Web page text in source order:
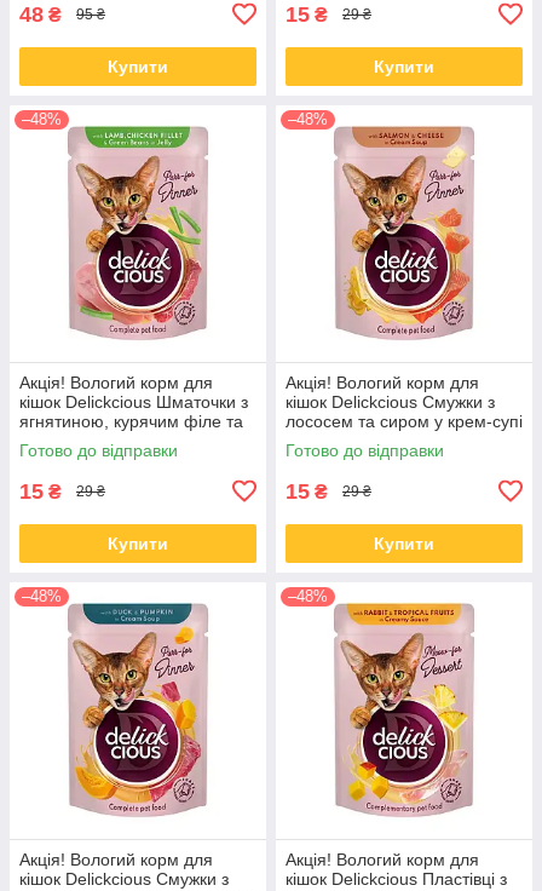
48 ₴ 95 ₴
Купити
15 ₴ 29 ₴
Купити
–48%
Акція! Вологий корм для
кішок Delickcious Шматочки з
ягнятиною, курячим філе та
квасолею спаржевою в желе
85 гр 12 шт
Готово до відправки
15 ₴ 29 ₴
Купити
–48%
Акція! Вологий корм для
кішок Delickcious Смужки з
лососем та сиром у крем-супі
85 гр 12 шт
Готово до відправки
15 ₴ 29 ₴
Купити
–48%
Акція! Вологий корм для
кішок Delickcious Смужки з
–48%
Акція! Вологий корм для
кішок Delickcious Пластівці з